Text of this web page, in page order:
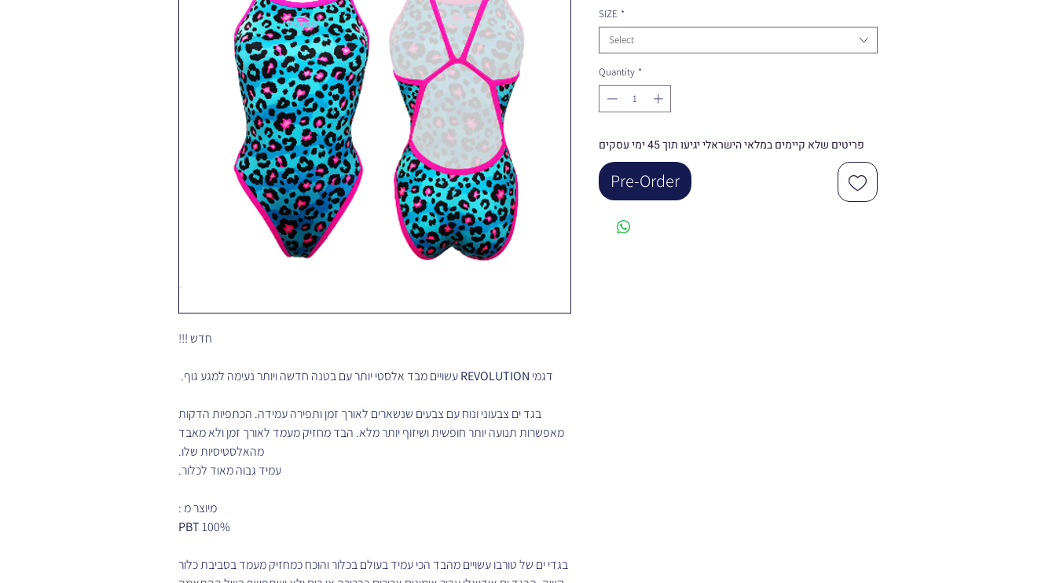
חדש !!!
דגמי REVOLUTIONעשויים מבד אלסטי יותר עם בטנה חדשה ויותר נעימה למגע גוף.
בגד ים צבעוני ונוח עם צבעים שנשארים לאורך זמן ותפירה עמידה. הכתפיות הדקות
מאפשרות תנועה יותר חופשית ושיזוף יותר מלא. הבד מחזיק מעמד לאורך זמן ולא מאבד
מהאלסטיסיות שלו.
עמיד גבוה מאוד לכלור.
מיוצר מ :
100%
PBT
בגדי ים של טורבו עשויים מהבד הכי עמיד בעולם בכלור והוכח כמחזיק מעמד בסביבת כלור
SIZE *
Select
Quantity *
פריטים שלא קיימים במלאי הישראלי יגיעו תוך 45 ימי עסקים
Pre-Order